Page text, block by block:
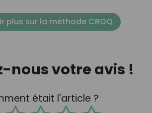
plus sur la méthode CROQ
nous votre avis !
était l'article ?